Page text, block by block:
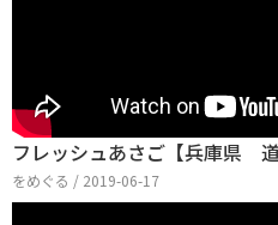
フレッシュあさご【兵庫県
をめぐる / 2019-06-17